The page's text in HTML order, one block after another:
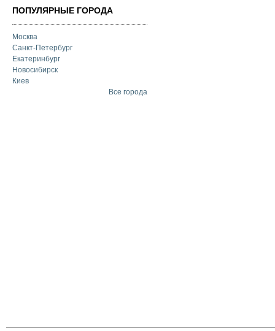
ПОПУЛЯРНЫЕ ГОРОДА
Москва
Санкт-Петербург
Екатеринбург
Новосибирск
Киев
Все города